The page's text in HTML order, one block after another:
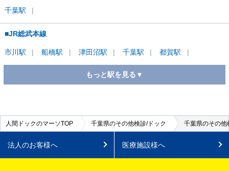
千葉駅
■JR総武本線
市川駅 船橋駅 津田沼駅 千葉駅 都賀駅
もっと駅を見る▼
新松戸駅 松戸駅 柏 駅
■JR外房線
人間ドックのマーソTOP 千葉県のその他検診/ドック 千葉県のその他
法人のお客様へ 医療施設様へ